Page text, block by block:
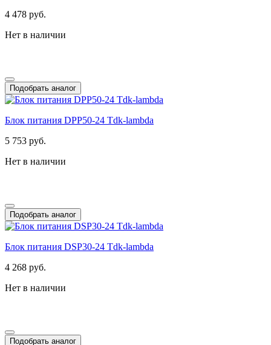
4 478 руб.
Нет в наличии
Подобрать аналог
Блок питания DPP50-24 Tdk-lambda
5 753 руб.
Нет в наличии
Подобрать аналог
Блок питания DSP30-24 Tdk-lambda
4 268 руб.
Нет в наличии
Подобрать аналог